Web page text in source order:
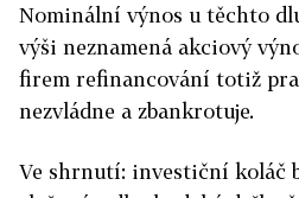
Nominální výnos u těchto
výši neznamená akciový
firem refinancování totiž
nezvládne a zbankrotuje.
Ve shrnutí: investiční koláč